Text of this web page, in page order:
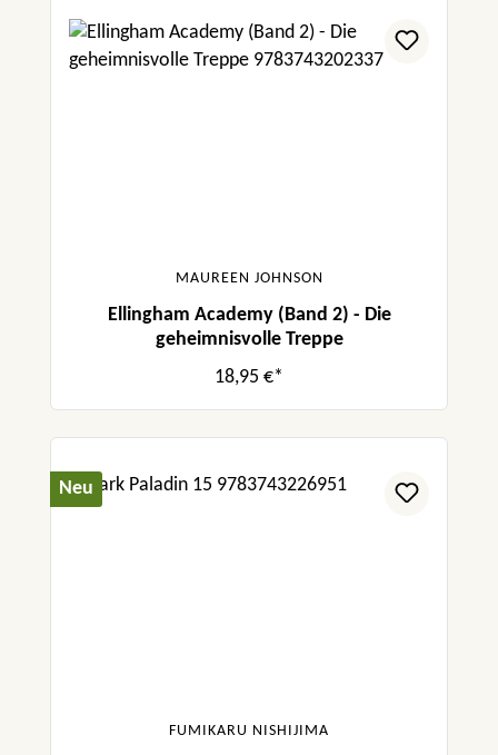
MAUREEN JOHNSON
Ellingham Academy (Band 2) - Die
geheimnisvolle Treppe
18,95 €*
Neu
FUMIKARU NISHIJIMA